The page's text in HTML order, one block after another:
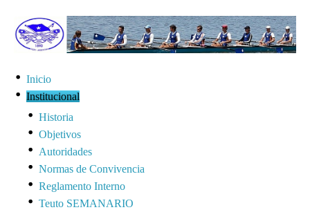
Inicio
Institucional
Historia
Objetivos
Autoridades
Normas de Convivencia
Reglamento Interno
Teuto SEMANARIO